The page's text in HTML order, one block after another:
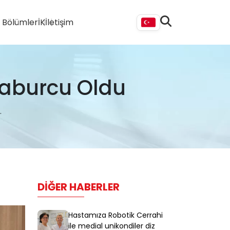
BölümlerİKİletişim
Oldu
DIĞER HABERLER
Hastamıza Robotik Cerrahi
ile medial unikondiler diz